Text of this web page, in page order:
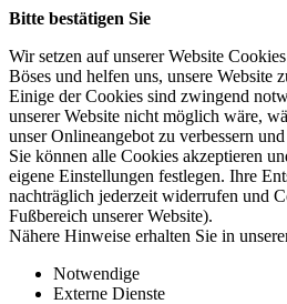
Bitte bestätigen Sie
Wir setzen auf unserer Website
Böses und helfen uns, unsere Website
Einige der Cookies sind zwingend
unserer Website nicht möglich wäre,
unser Onlineangebot zu verbessern
Sie können alle Cookies akzeptieren
eigene Einstellungen festlegen. Ihre
nachträglich jederzeit widerrufen und
Fußbereich unserer Website).
Nähere Hinweise erhalten Sie in
Notwendige
Externe Dienste